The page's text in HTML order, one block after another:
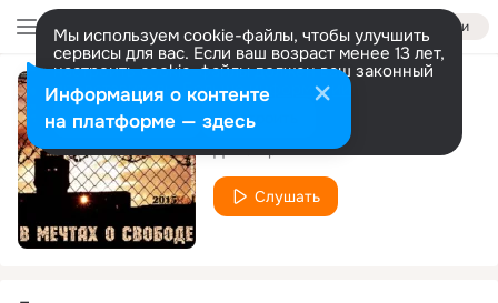
Войти
Мы используем cookie-файлы, чтобы улучшить
сервисы для вас. Если ваш возраст менее 13 лет,
настроить cookie-файлы должен ваш законный
представитель. Больше информации
Разрешить все Настроить
Милая
Дима Крымчик
Слушать
Информация о контенте
на платформе — здесь